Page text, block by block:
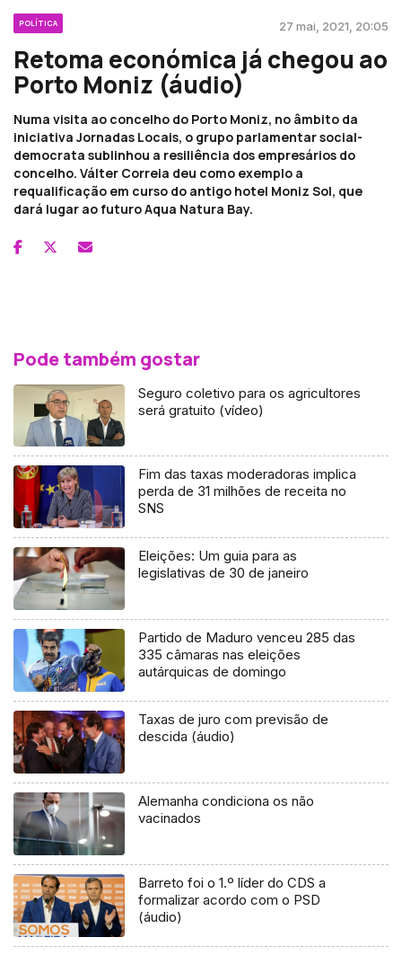
POLÍTICA 27 mai, 2021, 20:05
Retoma económica já chegou ao
Porto Moniz (áudio)
Numa visita ao concelho do Porto Moniz, no âmbito da
iniciativa Jornadas Locais, o grupo parlamentar social-
democrata sublinhou a resiliência dos empresários do
concelho. Válter Correia deu como exemplo a
requalificação em curso do antigo hotel Moniz Sol, que
dará lugar ao futuro Aqua Natura Bay.
Pode também gostar
Seguro coletivo para os agricultores
será gratuito (vídeo)
Fim das taxas moderadoras implica
perda de 31 milhões de receita no
SNS
Eleições: Um guia para as
legislativas de 30 de janeiro
Partido de Maduro venceu 285 das
335 câmaras nas eleições
autárquicas de domingo
Taxas de juro com previsão de
descida (áudio)
Alemanha condiciona os não
vacinados
Barreto foi o 1.º líder do CDS a
formalizar acordo com o PSD
(áudio)